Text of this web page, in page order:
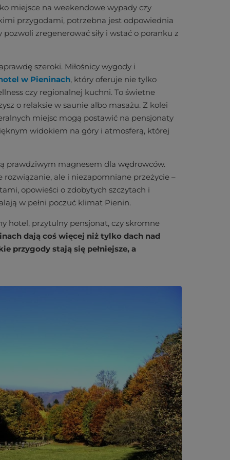
miejsce na weekendowe wypady czy
przygodami, potrzebna jest odpowiednia
zregenerować siły i wstać o poranku z
szeroki. Miłośnicy wygody i
w Pieninach, który oferuje nie tylko
czy regionalnej kuchni. To świetne
o relaksie w saunie albo masażu. Z kolei
miejsc mogą postawić na pensjonaty
widokiem na góry i atmosferą, której
prawdziwym magnesem dla wędrowców.
ale i niezapomniane przeżycie –
opowieści o zdobytych szczytach i
w pełni poczuć klimat Pienin.
hotel, przytulny pensjonat, czy skromne
dają coś więcej niż tylko dach nad
przygody stają się pełniejsze, a